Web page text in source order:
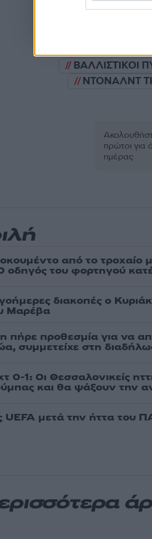
ΒΑΛΛΙΣΤΙΚΟΙ
ΝΤΟΝΑΛΝΤ
πρώτοι για
ημέρας
από το τροχαίο
οδηγός του φορτηγού
διακοπές ο
Μαρέβα
προθεσμία για να
συμμετείχε στη
0-1: Οι Θεσσαλονικείς
και θα ψάξουν την
UEFA μετά την ήττα του